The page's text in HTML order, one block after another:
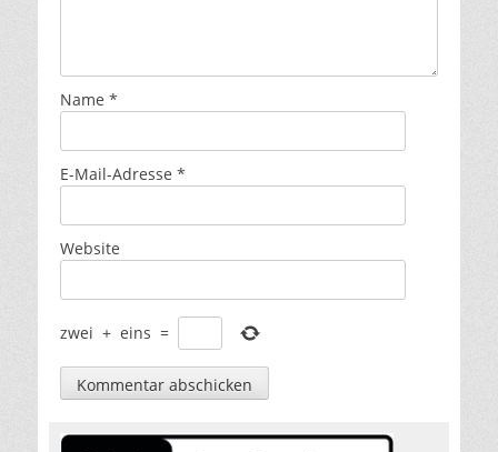
Name *
E-Mail-Adresse *
Website
zwei + eins =